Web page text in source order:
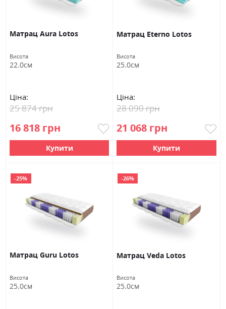
Матрац Aura Lotos
Висота
22.0см
Ціна:
16 818 грн
25 874 грн
Купити
Матрац Eterno Lotos
Висота
25.0см
Ціна:
21 068 грн
28 090 грн
Купити
-25%
Матрац Guru Lotos
Висота
25.0см
-26%
Матрац Veda Lotos
Висота
25.0см